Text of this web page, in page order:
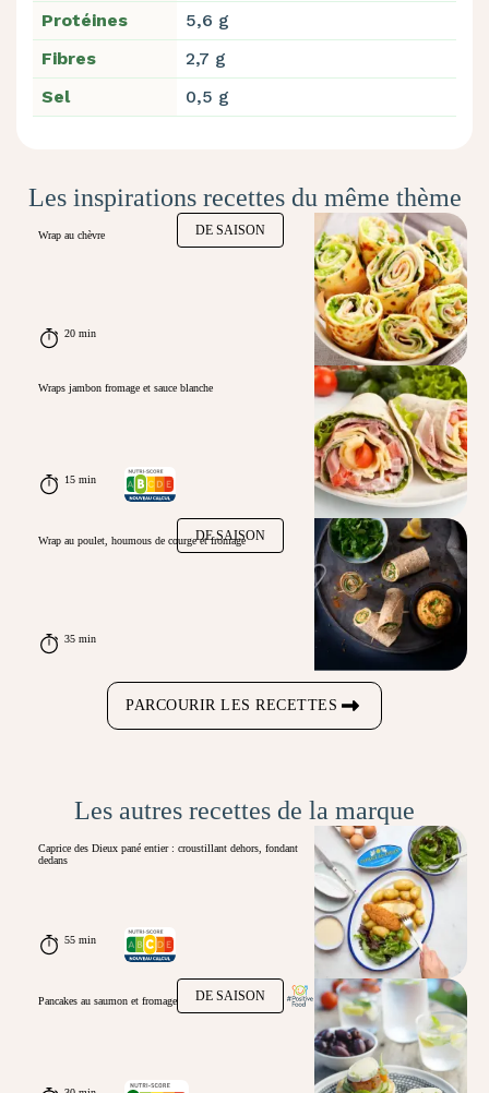
Protéines
5,6 g
Fibres
2,7 g
Sel
0,5 g
Les inspirations recettes du même thème
DE SAISON
Wrap au chèvre
20 min
Wraps jambon fromage et sauce blanche
15 min
DE SAISON
Wrap au poulet, houmous de courge et fromage
35 min
PARCOURIR LES RECETTES
Les autres recettes de la marque
Caprice des Dieux pané entier : croustillant dehors, fondant
dedans
55 min
DE SAISON
Pancakes au saumon et fromage